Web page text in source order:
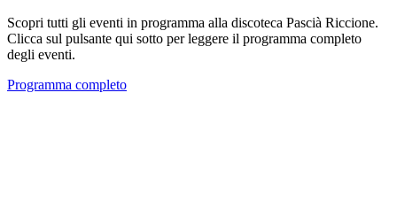
Scopri tutti gli eventi in programma alla discoteca Pascià Riccione.
Clicca sul pulsante qui sotto per leggere il programma completo
degli eventi.
Programma completo